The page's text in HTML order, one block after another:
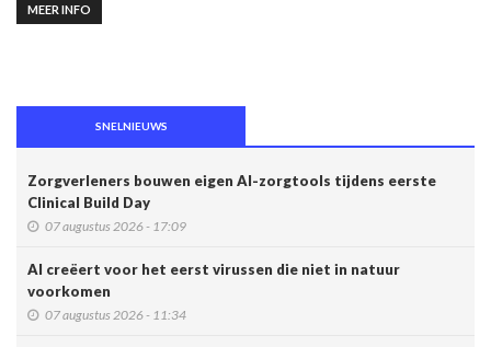
MEER INFO
SNELNIEUWS
Zorgverleners bouwen eigen AI-zorgtools tijdens eerste
Clinical Build Day
07 augustus 2026 - 17:09
AI creëert voor het eerst virussen die niet in natuur
voorkomen
07 augustus 2026 - 11:34